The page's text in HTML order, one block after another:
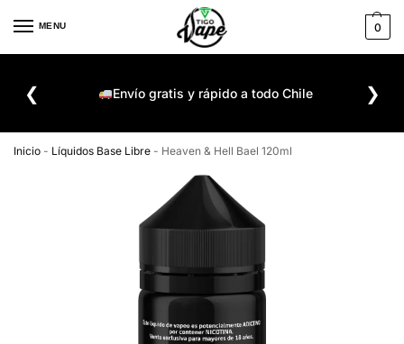
MENU 0
❮ Envío gratis y rápido a todo Chile ❯
Inicio - Líquidos Base Libre - Heaven & Hell Bael 120ml